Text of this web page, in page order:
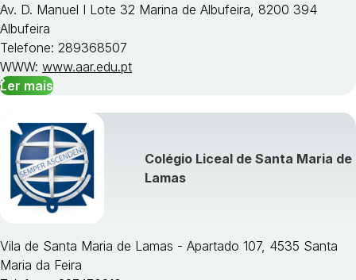
Av. D. Manuel I Lote 32 Marina de Albufeira, 8200 394
Albufeira
Telefone: 289368507
WWW: www.aar.edu.pt
Ler mais
Colégio Liceal de Santa Maria de
Lamas
Vila de Santa Maria de Lamas - Apartado 107, 4535 Santa
Maria da Feira